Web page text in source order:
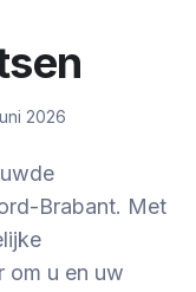
2026
Brabant. Met
om u en uw